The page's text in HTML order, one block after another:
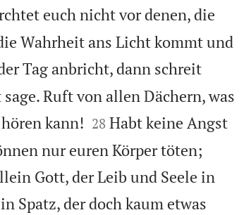
euch nicht vor denen, die
Wahrheit ans Licht kommt und
Tag anbricht, dann schreit
Ruft von allen Dächern, was
kann!
28 Habt keine Angst
nur euren Körper töten;
Gott, der Leib und Seele in
Spatz, der doch kaum etwas